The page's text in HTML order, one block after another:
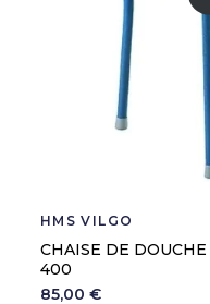
HMS VILGO
CHAISE DE
400
85,00 €